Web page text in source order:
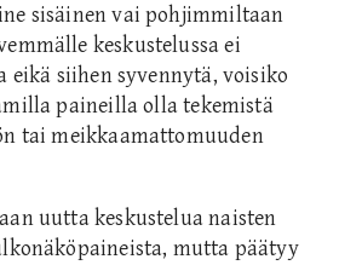
sisäinen vai pohjimmiltaan
keskustelussa ei
eikä siihen syvennytä, voisiko
paineilla olla tekemistä
tai meikkaamattomuuden
uutta keskustelua naisten
mutta päätyy